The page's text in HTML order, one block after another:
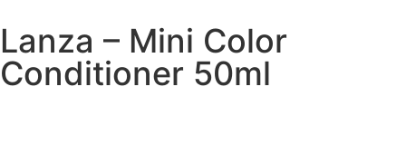
Lanza – Mini Color
Conditioner 50ml